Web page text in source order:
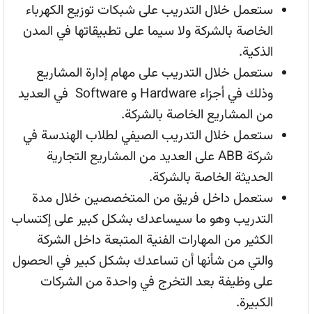
ستعمل خلال التدريب على شبكات توزيع الكهرباء
الخاصة بالشركة ولا سيما على تطبيقاتها في المدن
الذكية.
ستعمل خلال التدريب على مهام إدارة المشاريع
وذلك في أجزاء Hardware و Software في العديد
من المشاريع الخاصة بالشركة.
ستعمل خلال التدريب الصيفي لطلاب الهندسة في
شركة ABB على العديد من المشاريع التجارية
الحديثة الخاصة بالشركة.
ستعمل داخل فريق من المتخصصين خلال مدة
التدريب وهو ما سيساعدك بشكل كبير على إكتساب
الكثير من المهارات الفنية المتبعة داخل الشركة
والتي من شأنها أن تساعدك بشكل كبير في الحصول
على وظيفة بعد التخرج في واحدة من الشركات
الكبيرة.